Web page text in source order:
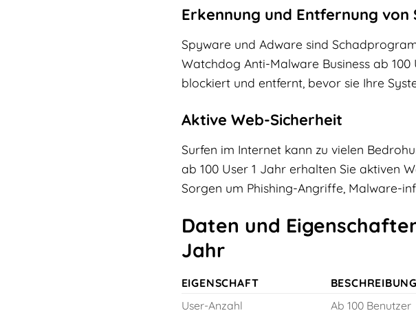
Erkennung und Entfernung
Spyware und Adware sind
Watchdog Anti-Malware Business ab
blockiert und entfernt, bevor sie Ihre
Aktive Web-Sicherheit
Surfen im Internet kann zu vielen
ab 100 User 1 Jahr erhalten Sie aktiven
Sorgen um Phishing-Angriffe, Malware-
Daten und
Jahr
EIGENSCHAFT
BESCHREIBUNG
User-Anzahl
Ab 100 Benutzer